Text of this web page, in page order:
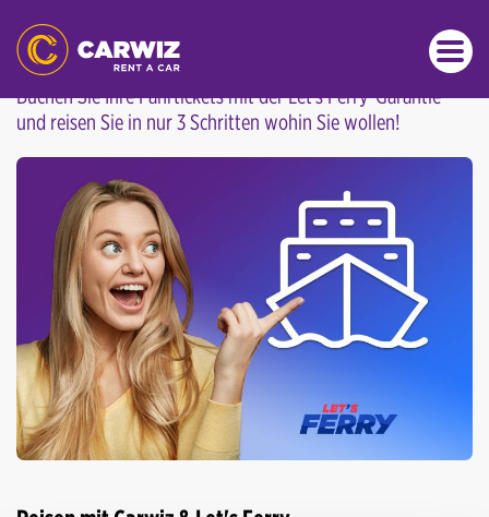
REISEN MIT CARWIZ & LET'S FERRY
Buchen Sie Ihre Fährtickets mit der Let's Ferry-Garantie
und reisen Sie in nur 3 Schritten wohin Sie wollen!